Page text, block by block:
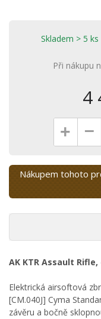
Skladem > 5 ks
Při nákupu
4
+ –
Nákupem tohoto
AK KTR Assault Rifle,
Elektrická airsoftová
[CM.040J] Cyma
závěru a bočně